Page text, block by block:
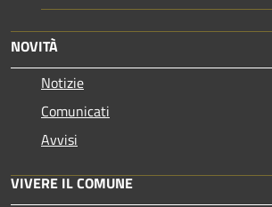
NOVITÀ
Notizie
Comunicati
Avvisi
VIVERE IL COMUNE